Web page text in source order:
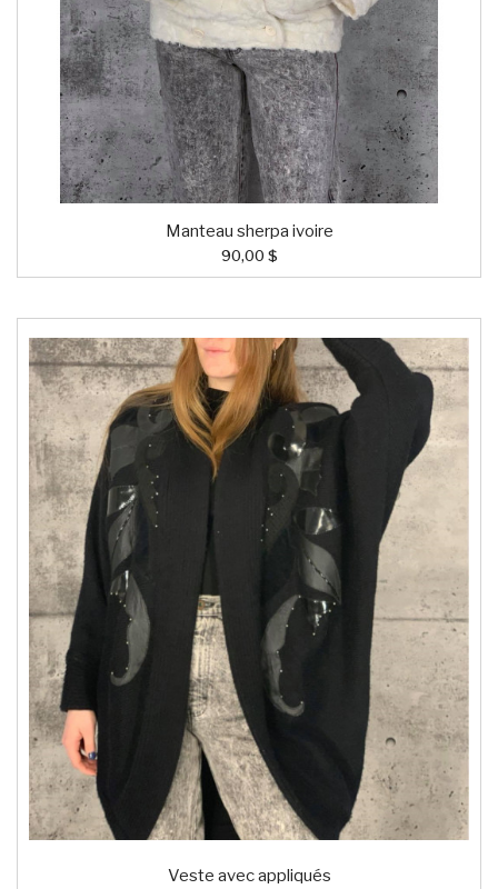
Manteau sherpa ivoire
90,00 $
Veste avec appliqués